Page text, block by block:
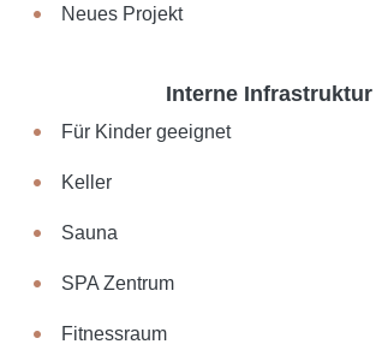
Neues Projekt
Interne Infrastruktur
Für Kinder geeignet
Keller
Sauna
SPA Zentrum
Fitnessraum